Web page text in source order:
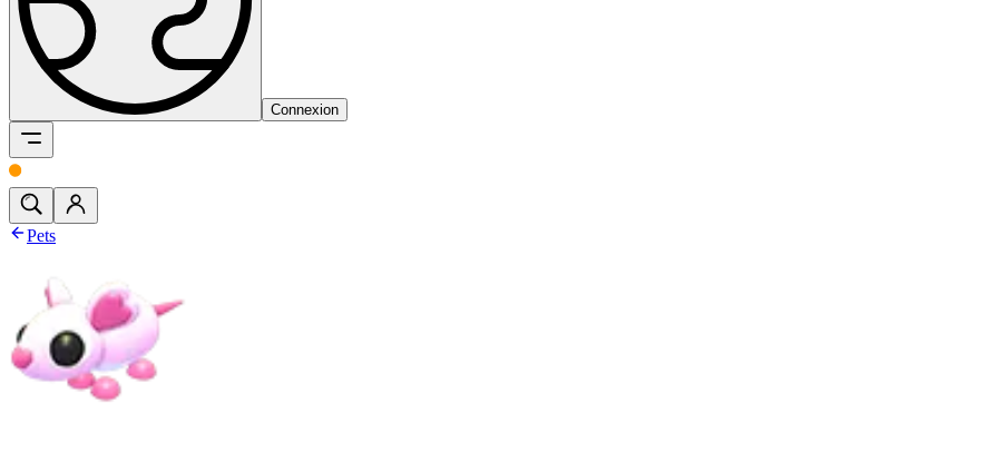
Connexion
Pets